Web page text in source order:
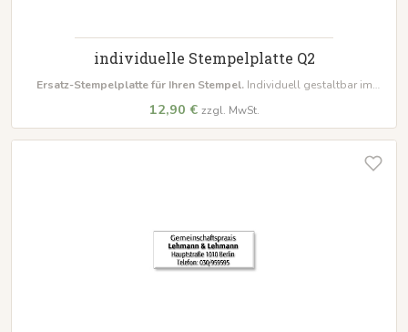
individuelle Stempelplatte Q2
Ersatz-Stempelplatte für Ihren Stempel.Individuell gestaltbar im
weiterstempeln!
12,90 € zzgl. MwSt.